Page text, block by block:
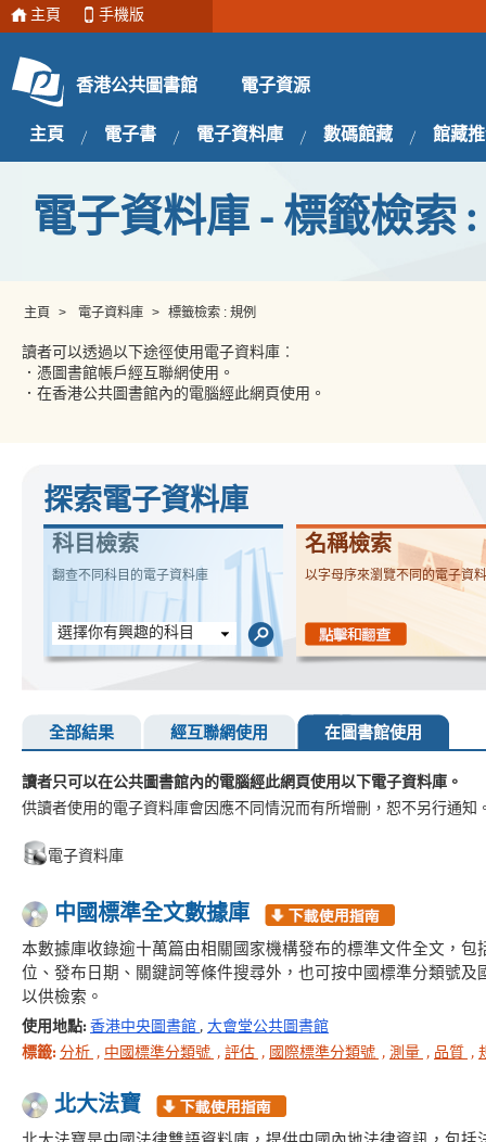
主頁 手機版
香港公共圖書館 電子資源
主頁 電子書 電子資料庫 數碼館藏 館藏
電子資料庫 - 標籤檢索 :
主頁 > 電子資料庫 > 標籤檢索 : 規例
讀者可以透過以下途徑使用電子資料庫︰
．憑圖書館帳戶經互聯網使用。
．在香港公共圖書館內的電腦經此網頁使用。
探索電子資料庫
科目檢索
翻查不同科目的電子資料庫
選擇你有興趣的科目
名稱檢索
以字母序來瀏覽不同的電子資
全部結果 經互聯網使用 在圖書館使用
讀者只可以在公共圖書館內的電腦經此網頁使用以下電子資料庫。
供讀者使用的電子資料庫會因應不同情況而有所增刪，恕不另行通知
電子資料庫
中國標準全文數據庫
本數據庫收錄逾十萬篇由相關國家機構發布的標準文件全文，
位、發布日期、關鍵詞等條件搜尋外，也可按中國標準分類號
以供檢索。
使用地點: 香港中央圖書館 , 大會堂公共圖書館
標籤: 分析 , 中國標準分類號 , 評估 , 國際標準分類號 , 測量 , 品質 ,
北大法寶